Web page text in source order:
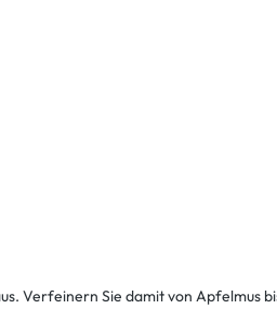
Verfeinern Sie damit von Apfelmus